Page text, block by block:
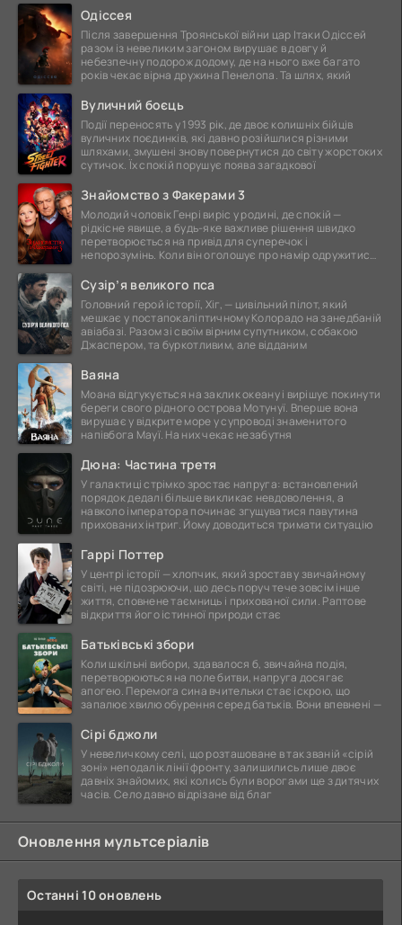
Одіссея
Після завершення Троянської війни цар Ітаки Одіссей
разом із невеликим загоном вирушає в довгу й
небезпечну подорож додому, де на нього вже багато
років чекає вірна дружина Пенелопа. Та шлях, який
Вуличний боєць
Події переносять у 1993 рік, де двоє колишніх бійців
вуличних поєдинків, які давно розійшлися різними
шляхами, змушені знову повернутися до світу жорстоких
сутичок. Їх спокій порушує поява загадкової
Знайомство з Факерами 3
Молодий чоловік Генрі виріс у родині, де спокій —
рідкісне явище, а будь-яке важливе рішення швидко
перетворюється на привід для суперечок і
непорозумінь. Коли він оголошує про намір одружитися,
Сузір’я великого пса
Головний герой історії, Хіг, — цивільний пілот, який
мешкає у постапокаліптичному Колорадо на занедбаній
авіабазі. Разом зі своїм вірним супутником, собакою
Джаспером, та буркотливим, але відданим
Ваяна
Моана відгукується на заклик океану і вирішує покинути
береги свого рідного острова Мотунуї. Вперше вона
вирушає у відкрите море у супроводі знаменитого
напівбога Мауї. На них чекає незабутня
Дюна: Частина третя
У галактиці стрімко зростає напруга: встановлений
порядок дедалі більше викликає невдоволення, а
навколо імператора починає згущуватися павутина
прихованих інтриг. Йому доводиться тримати ситуацію
Гаррі Поттер
У центрі історії — хлопчик, який зростав у звичайному
світі, не підозрюючи, що десь поруч тече зовсім інше
життя, сповнене таємниць і прихованої сили. Раптове
відкриття його істинної природи стає
Батьківські збори
Коли шкільні вибори, здавалося б, звичайна подія,
перетворюються на поле битви, напруга досягає
апогею. Перемога сина вчительки стає іскрою, що
запалює хвилю обурення серед батьків. Вони впевнені —
Сірі бджоли
У невеличкому селі, що розташоване в так званій «сірій
зоні» неподалік лінії фронту, залишились лише двоє
давніх знайомих, які колись були ворогами ще з дитячих
часів. Село давно відрізане від благ
Оновлення мультсеріалів
Останні 10 оновлень